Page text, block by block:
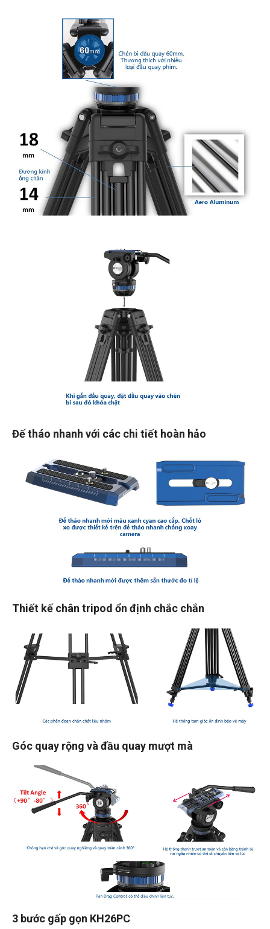
Đế tháo nhanh với các chi tiết hoàn hảo
Thiết kế chân tripod ổn định chắc chắn
Góc quay rộng và đầu quay mượt mà
3 bước gấp gọn KH26PC